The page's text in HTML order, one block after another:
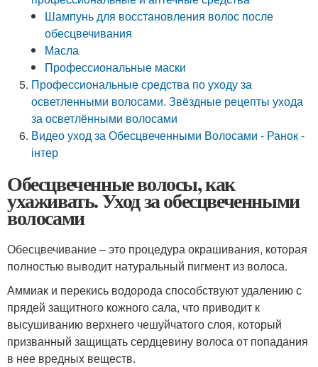
Шампунь для восстановления волос после
обесцвечивания
Масла
Профессиональные маски
Профессиональные средства по уходу за
осветленными волосами. Звёздные рецепты ухода
за осветлёнными волосами
Видео уход за Обесцвеченными Волосами - Ранок -
інтер
Обесцвеченные волосы, как
ухаживать. Уход за обесцвеченными
волосами
Обесцвечивание – это процедура окрашивания, которая
полностью выводит натуральный пигмент из волоса.
Аммиак и перекись водорода способствуют удалению с
прядей защитного кожного сала, что приводит к
высушиванию верхнего чешуйчатого слоя, который
призванный защищать сердцевину волоса от попадания
в нее вредных веществ.